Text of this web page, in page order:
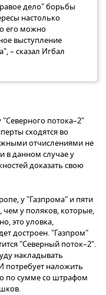
дело" борьбы
настолько
его можно
выступление
– сказал Игбал
потока–2"
сходятся во
отчислениями не
в данном случае у
доказать свою
у "Газпрома" и пяти
у поляков, которые,
это уловка,
достроен. "Газпром"
"Северный поток–2".
накладывать
потребует наложить
по сумме со штрафом